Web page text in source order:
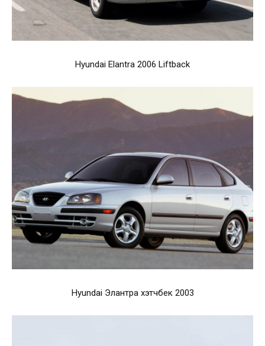
Hyundai Elantra 2006 Liftback
Hyundai Элантра хэтчбек 2003